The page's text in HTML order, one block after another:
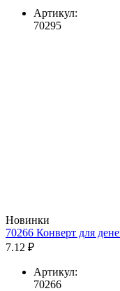
Артикул:
70295
Новинки
70266 Конверт для
7.12 ₽
Артикул:
70266